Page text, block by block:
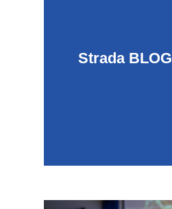
Strada BLOG